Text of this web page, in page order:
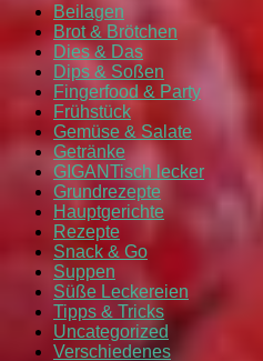
Beilagen
Brot & Brötchen
Dies & Das
Dips & Soßen
Fingerfood & Party
Frühstück
Gemüse & Salate
Getränke
GIGANTisch lecker
Grundrezepte
Hauptgerichte
Rezepte
Snack & Go
Suppen
Süße Leckereien
Tipps & Tricks
Uncategorized
Verschiedenes